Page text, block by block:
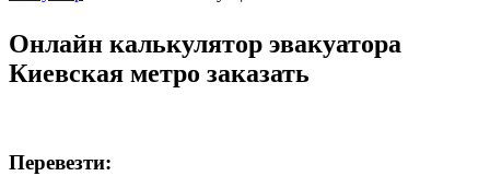
Онлайн калькулятор эвакуатора
Киевская метро заказать
Перевезти: